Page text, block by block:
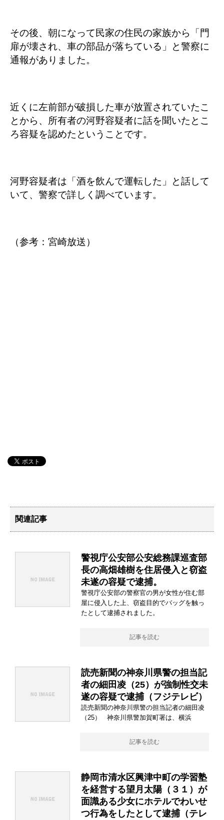
その後、朝になって民家の住民の家族から「門
扉が壊され、車の部品が落ちている」と警察に
通報がありました。
近くに左前部が破損した車が放置されていたこ
とから、所有者の河野容疑者に話を聞いたとこ
ろ容疑を認めたということです。
河野容疑者は「酒を飲んで運転した」と話して
いて、警察で詳しく調べています。
（参考：宮崎放送）
関連記事
警視庁公安部公安総務課巡査部
長の高畑雄樹を住居侵入と窃盗
未遂の容疑で逮捕。
警視庁公安部の警察官の男が女性が住む部
屋に侵入した上、窃盗目的でバッグを触っ
たとして逮捕されました。
記事を読む
読売新聞の神奈川県警の担当記
者の細田凌（25）が強制性交未
遂の容疑で逮捕（フジテレビ）
読売新聞の神奈川県警の担当記者の細田凌
（25） 神奈川県警加賀町署は、横浜
記事を読む
静岡市清水区興津中町の学習塾
を経営する望月太陽（３１）が
面識ある少女にホテルでわいせ
つ行為をしたとして逮捕（テレ